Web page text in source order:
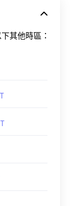
其他時區：